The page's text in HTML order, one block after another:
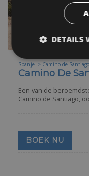
Spanje -> Camino de Santiago
Camino De
Een van de
Camino de Santiago,
BOEK NU
DETAILS